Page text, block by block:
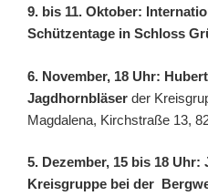
9. bis 11. Oktober:
Schützentage in Schloss
6. November, 18 Uhr:
Jagdhornbläser der
Magdalena, Kirchstraße 13,
5. Dezember, 15 bis 18
Kreisgruppe bei der